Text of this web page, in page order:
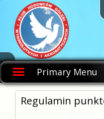
content
KHGWIA.PL
Klub
hodowców
gołębi
wysokolotnych
i
akrobatycznych
Primary Menu
Regulamin